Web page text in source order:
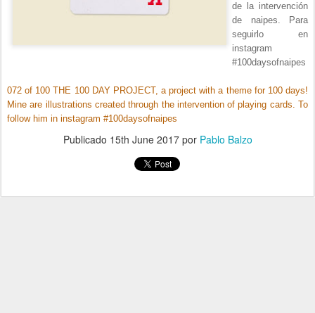
de la intervención
de naipes. Para
seguirlo en
instagram
#100daysofnaipes
072 of 100 THE 100 DAY PROJECT, a project with a theme for 100 days!
Mine are illustrations created through the intervention of playing cards. To
follow him in instagram #100daysofnaipes
Publicado 15th June 2017por Pablo Balzo